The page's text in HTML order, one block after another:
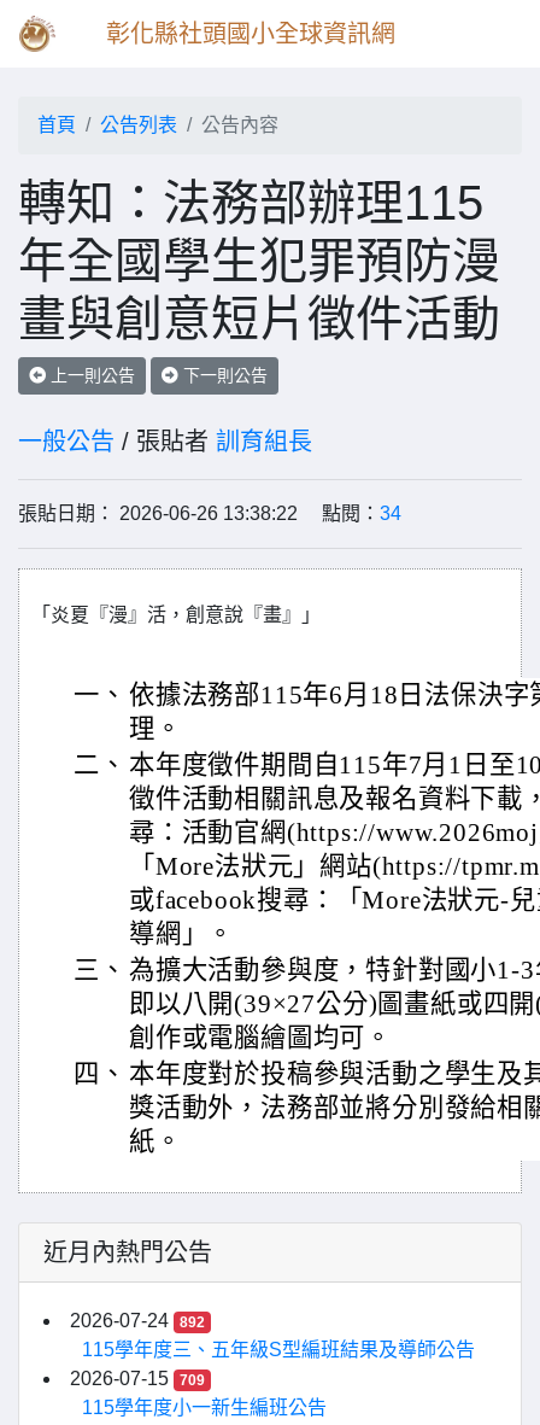
彰化縣社頭國小全球資訊網
首頁 公告列表 公告內容
轉知：法務部辦理115
年全國學生犯罪預防漫
畫與創意短片徵件活動
上一則公告 下一則公告
一般公告 / 張貼者 訓育組長
張貼日期： 2026-06-26 13:38:22 點閱： 34
「炎夏『漫』活，創意說『畫』」
一、 依據法務部115年6月18日法保決字
理。
二、 本年度徵件期間自115年7月1日至
徵件活動相關訊息及報名資料下載
尋：活動官網(https://
「More法狀元」網站(https://
或facebook搜尋：「More法狀元-
導網」。
三、 為擴大活動參與度，特針對國小1-
即以八開(39×27公分)圖畫紙或四
創作或電腦繪圖均可。
四、 本年度對於投稿參與活動之學生及
獎活動外，法務部並將分別發給相
紙。
近月內熱門公告
2026-07-24 892
115學年度三、五年級S型編班結果及導師公告
2026-07-15
709
115學年度小一新生編班公告